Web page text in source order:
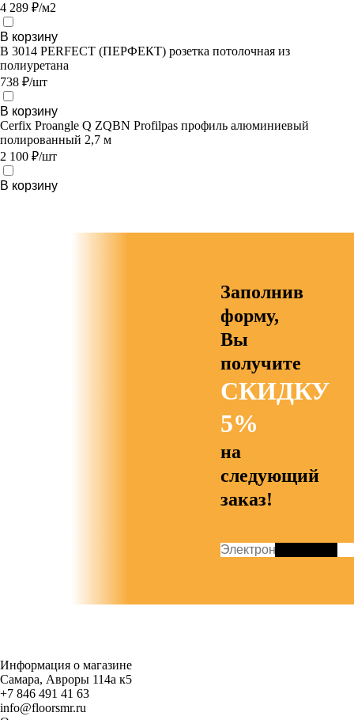
4 289 ₽/м2
В корзину
В 3014 PERFECT (ПЕРФЕКТ) розетка потолочная из
полиуретана
738 ₽/шт
В корзину
Cerfix Proangle Q ZQBN Profilpas профиль алюминиевый
полированный 2,7 м
2 100 ₽/шт
В корзину
Заполнив
форму,
Вы
получите
СКИДКУ
5%
на
следующий
заказ!
Информация о магазине
Самара, Авроры 114а к5
+7 846 491 41 63
info@floorsmr.ru